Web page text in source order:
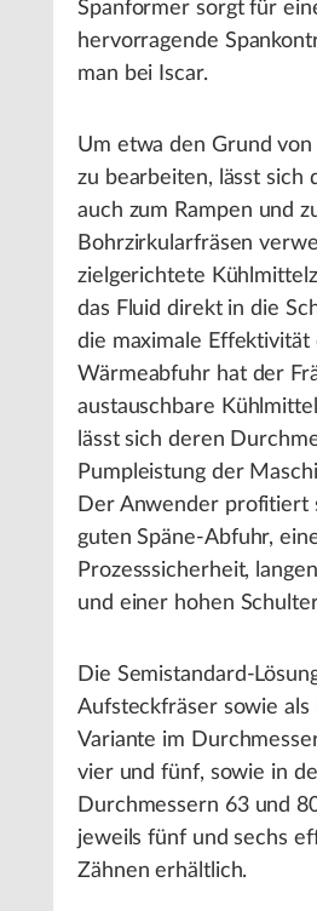
Spanformer sorgt für
hervorragende
man bei Iscar.
Um etwa den Grund
zu bearbeiten, lässt sich
auch zum Rampen und
Bohrzirkularfräsen
zielgerichtete
das Fluid direkt in die
die maximale Effektivität
Wärmeabfuhr hat der
austauschbare
lässt sich deren
Pumpleistung der
Der Anwender profitiert
guten Späne-Abfuhr,
Prozesssicherheit,
und einer hohen
Die Semistandard-
Aufsteckfräser sowie
Variante im
vier und fünf, sowie in
Durchmessern 63 und
jeweils fünf und sechs
Zähnen erhältlich.